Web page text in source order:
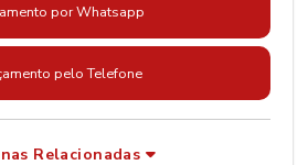
por Whatsapp
pelo Telefone
Relacionadas